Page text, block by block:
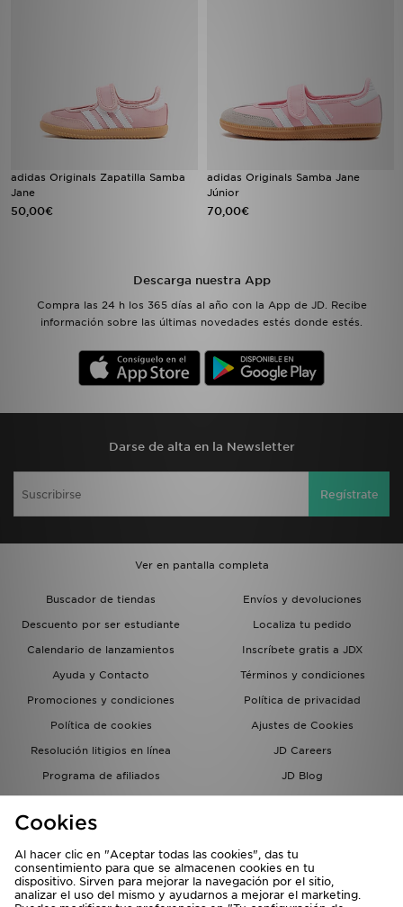
adidas Originals Zapatilla Samba
Jane
50,00€
adidas Originals Samba Jane
Júnior
70,00€
Descarga nuestra App
Compra las 24 h los 365 días al año con la App de JD. Recibe
información sobre las últimas novedades estés donde estés.
Darse de alta en la Newsletter
Regístrate
Ver en pantalla completa
Buscador de tiendas
Envíos y devoluciones
Descuento por ser estudiante
Localiza tu pedido
Calendario de lanzamientos
Inscríbete gratis a JDX
Ayuda y Contacto
Términos y condiciones
Promociones y condiciones
Política de privacidad
Política de cookies
Ajustes de Cookies
Resolución litigios en línea
JD Careers
Programa de afiliados
JD Blog
del grupo JD - Whistleblowing
Cookies
Al hacer clic en "Aceptar todas las cookies", das tu
consentimiento para que se almacenen cookies en tu
dispositivo. Sirven para mejorar la navegación por el sitio,
analizar el uso del mismo y ayudarnos a mejorar el marketing.